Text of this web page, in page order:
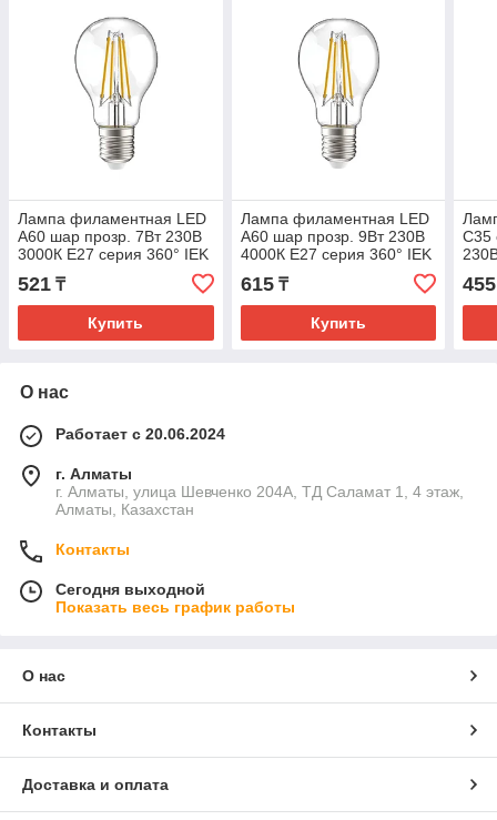
Лампа филаментная LED
A60 шар прозр. 7Вт 230В
3000К E27 серия 360° IEK
521 ₸
Купить
Лампа филаментная LED
A60 шар прозр. 9Вт 230В
4000К E27 серия 360° IEK
615₸
Купить
C35
455
О нас
Работает с 20.06.2024
г. Алматы
г. Алматы, улица Шевченко 204А, ТД Саламат 1, 4 этаж,
Алматы, Казахстан
Контакты
Сегодня выходной
Показать весь график работы
О нас
Контакты
Доставка и оплата